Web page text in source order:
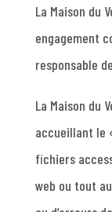
La Maison du
engagement
responsable
La Maison du
accueillant le
fichiers
web ou tout